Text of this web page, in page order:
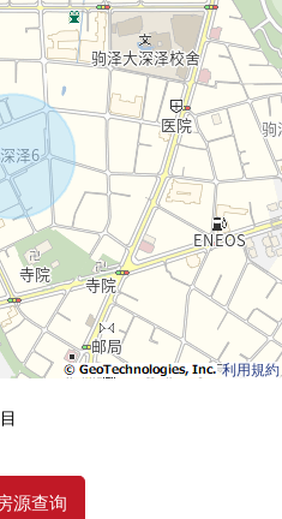
溢出来的客厅
利用規約
源查询